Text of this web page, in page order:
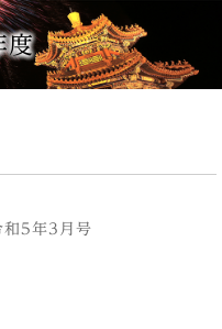
度
和5年3月号